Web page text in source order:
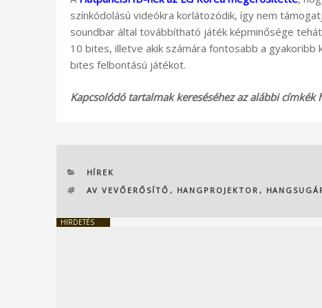
színkódolású videókra korlátozódik, így nem
soundbar által továbbítható játék képminősége
10 bites, illetve akik számára fontosabb a
bites felbontású játékot.
Kapcsolódó tartalmak kereséséhez az alábbi címkék
KATEGÓRIÁK
HÍREK
CÍMKÉK
AV VEVŐERŐSÍTŐ , HANGPROJEKTOR ,
HIRDETÉS